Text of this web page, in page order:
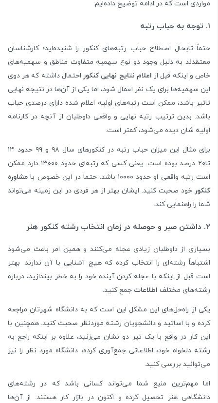
مواردی است که در ادامه توضیح داده‌ایم:
۱. توجه به حباب‌ رتبه
حتماً تابحال اصطلاح حباب رتبه‌های کنکور را شنیده‌اید؛ کارشناسان
معتقدند به دلیل وجود دو نوع سهمیه متفاوت مناطق و سهمیه‌‌های
خاص و اینکه قبل از اعلام نتایج نهایی کنکور احتمال داشته که هر دوی
این سهمیه‌ها برای یک نفر اعمال شود، اما یکی از آن‌ها در نتیجه نهایی
تاثیر باشد، ممکن است رتبه‌های اولیه اعلام شده دارای درصدی حباب
باشد. بدین ترتیب رتبه نهایی و واقعی داوطلبان از آنچه در کارنامه
اولیه شان دیده‌ می‌شود، کمتر است.
برای مثال این میزان حباب رتبه در کنکور‌های سال ۹۸ و ۹۹ حدود ۱۳
تا۲۰ درصد بوده است. یعنی کسی که رتبه‌ای حدود ۱۳۰۰۰ دارد ممکن
است رتبه واقعی او حدود ۱۰۰۰۰ باشد. حتما در این خصوص با
مشاوره
کنکور خود صحبت کنید. ایشان بهتر از هر فردی در این زمینه می‌تواند
شما را راهنمایی کند.
۲. داشتن صبر و حوصله در زمان انتخاب رشته کنکور هنر
بسیاری از داوطلبان زیادی عجله می‌کنند و همین امر باعث می‌شود
اشتباهاً رشته‌ای را انتخاب کرده که هیچ آشنایی با آن ندارند. بهتر
است قبل از اینکه با عجله کردن آینده خود را به خطر بیندازید، درباره
رشته‌های مختلف اطلاعات جمع کنید.
یکی از راه‌حل‌های این مشکل این است که به دانشگاه شهرتان مراجعه
کرده و با اساتید و دانشجویان رشته موردنظر صحبت کنید. همچنین با
این کار در واقع با یک تیر دو نشان می‌زنید، علاوه بر اینکه راجع به
رشته دلخواه خود، اطلاعاتی جمع‌آوری کرده، دانشگاه مورد نظر را نیز
می‌توانید بررسی کنید.
اما مهم‌ترین منبع شما می‌تواند کسانی باشد که در رشته‌های
دانشگاهی هنر تحصیل کرده و اکنون در بازار کار هستند. از آن‌ها